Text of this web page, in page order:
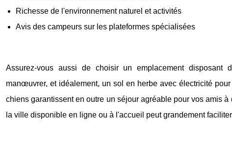
Richesse de l'environnement naturel et activités
Avis des campeurs sur les plateformes spécialisées
Assurez-vous aussi de choisir un emplacement disposant
manœuvrer, et idéalement, un sol en herbe avec électricité
chiens garantissent en outre un séjour agréable pour vos amis
la ville disponible en ligne ou à l'accueil peut grandement